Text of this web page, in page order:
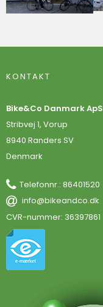
KONTAKT
Bike&Co Danmark ApS
Stribvej 1, Vorup
8940 Randers SV
Denmark
Telefonnr.: 86401520
info@bikeandco.dk
CVR-nummer: 36397861